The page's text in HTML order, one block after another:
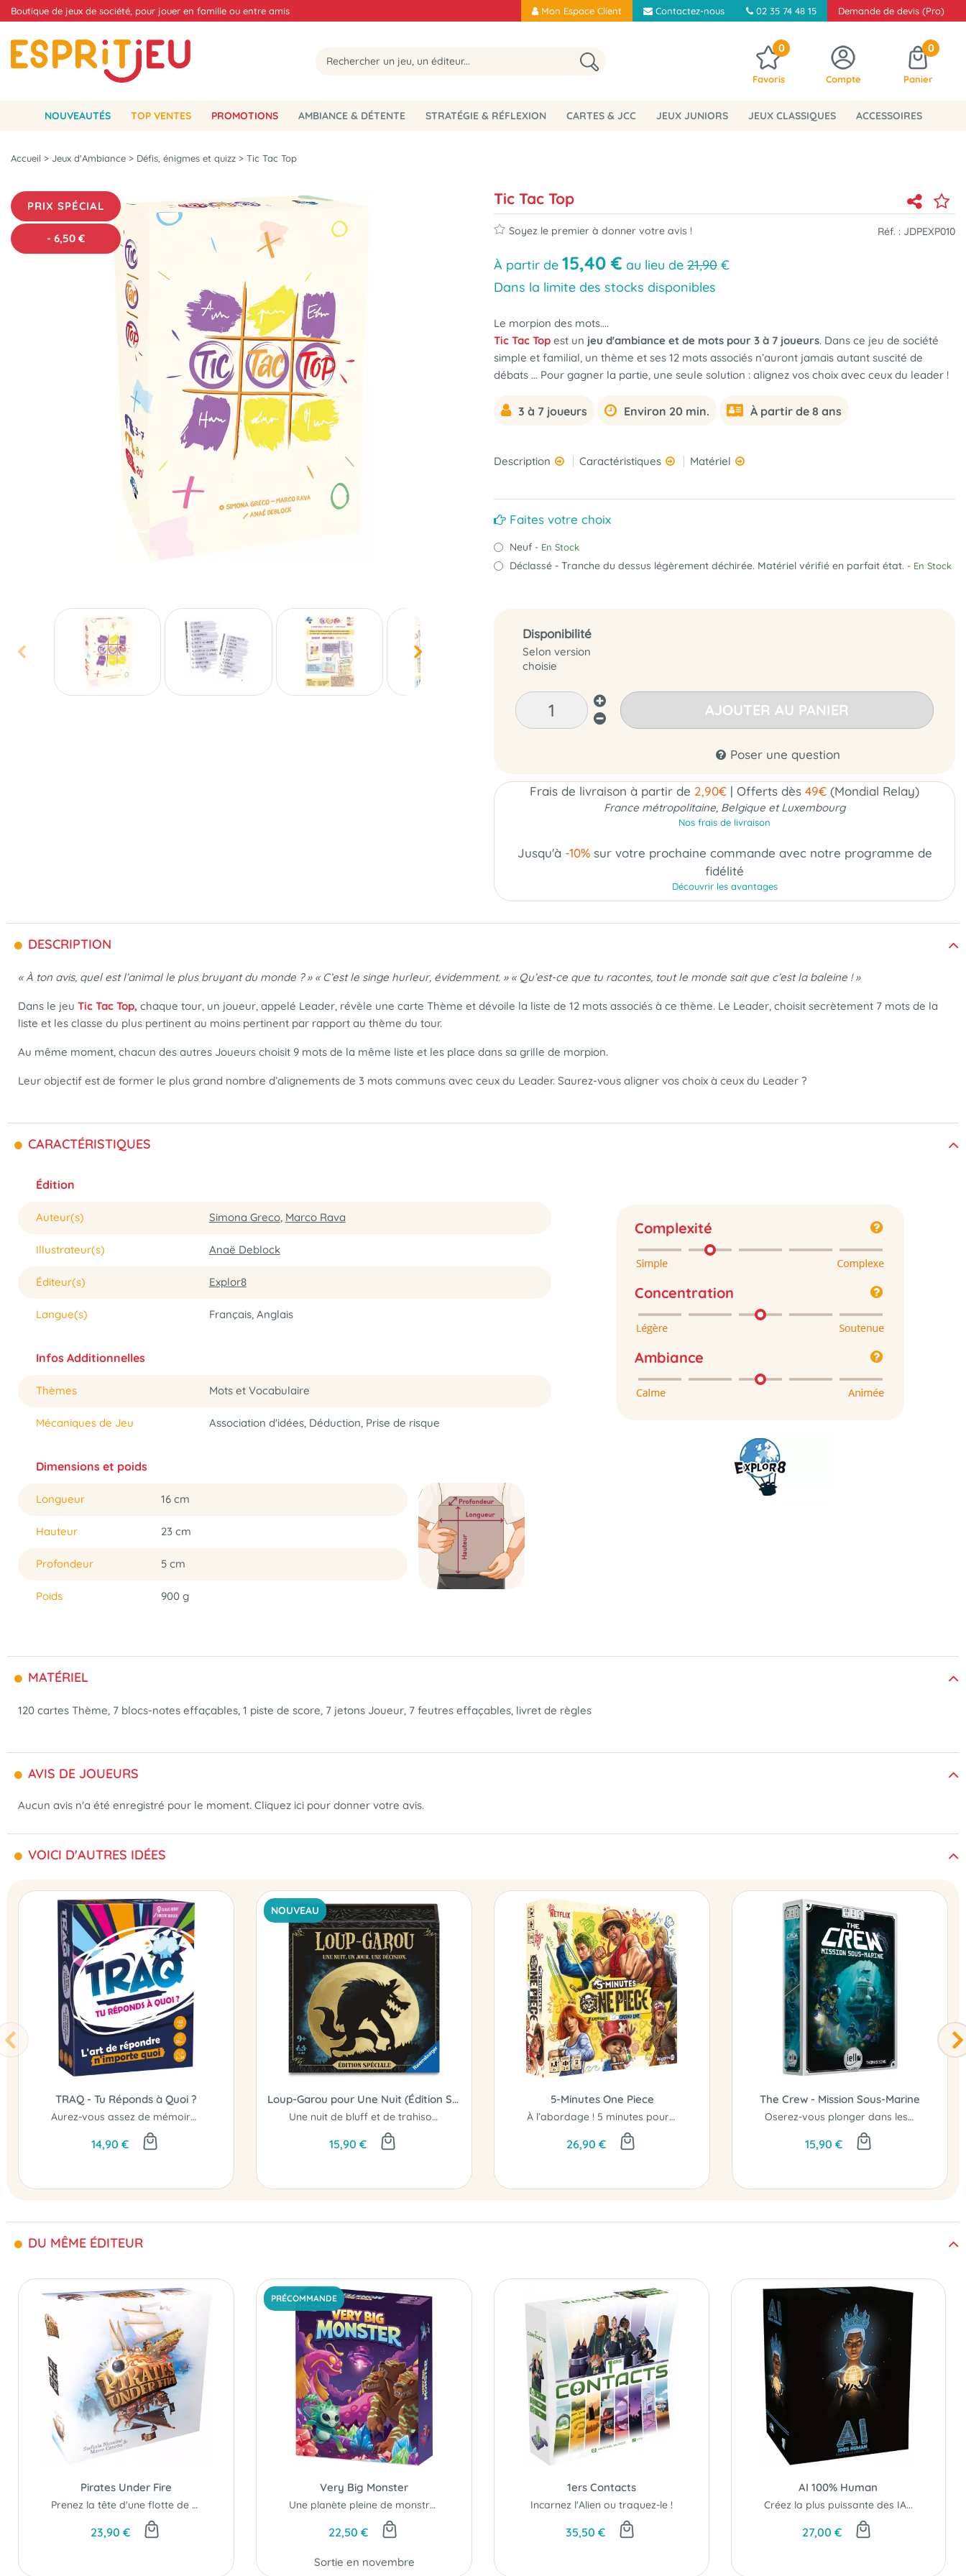
Boutique de jeux de société, pour jouer en famille ou entre amis Mon Espace Client Contactez-nous 02 35 74 48 15 Demande de devis (Pro)
0
Favoris Compte
0
Panier
NOUVEAUTÉS TOP VENTES PROMOTIONS AMBIANCE & DÉTENTE STRATÉGIE & RÉFLEXION CARTES & JCC JEUX JUNIORS JEUX CLASSIQUES ACCESSOIRES
Accueil > Jeux d'Ambiance > Défis, énigmes et quizz > Tic Tac Top
PRIX SPÉCIAL
- 6,50 €
Tic Tac Top
Soyez le premier à donner votre avis ! Réf. : JDPEXP010
À partir de 15,40 € au lieu de 21,90 €
Dans la limite des stocks disponibles
Le morpion des mots....
Tic Tac Top est un jeu d'ambiance et de mots pour 3 à 7 joueurs. Dans ce jeu de société
simple et familial, un thème et ses 12 mots associés n’auront jamais autant suscité de
débats … Pour gagner la partie, une seule solution : alignez vos choix avec ceux du leader !
3 à 7 joueurs Environ 20 min. À partir de 8 ans
Description Caractéristiques Matériel
Faites votre choix
Neuf - En Stock
Déclassé - Tranche du dessus légèrement déchirée. Matériel vérifié en parfait état. - En Stock
Disponibilité
Selon version
choisie
AJOUTER AU PANIER
Poser une question
Frais de livraison à partir de 2,90€ | Offerts dès 49€ (Mondial Relay)
France métropolitaine, Belgique et Luxembourg
Nos frais de livraison
Jusqu'à -10%sur votre prochaine commande avec notre programme de
fidélité
Découvrir les avantages
DESCRIPTION
« À ton avis, quel est l’animal le plus bruyant du monde ? » « C’est le singe hurleur, évidemment. » « Qu’est-ce que tu racontes, tout le monde sait que c’est la baleine ! »
Dans le jeu Tic Tac Top, chaque tour, un joueur, appelé Leader, révèle une carte Thème et dévoile la liste de 12 mots associés à ce thème. Le Leader, choisit secrètement 7 mots de la
liste et les classe du plus pertinent au moins pertinent par rapport au thème du tour.
Au même moment, chacun des autres Joueurs choisit 9 mots de la même liste et les place dans sa grille de morpion.
Leur objectif est de former le plus grand nombre d’alignements de 3 mots communs avec ceux du Leader. Saurez-vous aligner vos choix à ceux du Leader ?
CARACTÉRISTIQUES
Édition
Auteur(s) Simona Greco, Marco Rava
Illustrateur(s) Anaë Deblock
Éditeur(s) Explor8
Langue(s) Français, Anglais
Infos Additionnelles
Thèmes Mots et Vocabulaire
Mécaniques de Jeu Association d'idées, Déduction, Prise de risque
Dimensions et poids
Longueur 16 cm
Hauteur 23 cm
Profondeur 5 cm
Poids 900 g
Complexité
Concentration
Ambiance
MATÉRIEL
120 cartes Thème, 7 blocs-notes effaçables, 1 piste de score, 7 jetons Joueur, 7 feutres effaçables, livret de règles
AVIS DE JOUEURS
Aucun avis n'a été enregistré pour le moment. Cliquez ici pour donner votre avis.
VOICI D'AUTRES IDÉES
TRAQ - Tu Réponds à Quoi ?
Aurez-vous assez de mémoire et de répartie pour éviter les pièges ?
14,90 €
NOUVEAU
Loup-Garou pour Une Nuit (Édition Spéciale)
Une nuit de bluff et de trahison...
15,90 €
5-Minutes One Piece
À l’abordage ! 5 minutes pour conquérir Grand Line...
26,90 €
The Crew - Mission Sous-Marine
Oserez-vous plonger dans les abysses..?
15,90 €
DU MÊME ÉDITEUR
Pirates Under Fire
Prenez la tête d'une flotte de bateaux pirates...
23,90 €
PRÉCOMMANDE
Very Big Monster
Une planète pleine de monstres à explorer !
22,50 €
Sortie en novembre
1ers Contacts
Incarnez l'Alien ou traquez-le !
35,50 €
AI 100% Human
Créez la plus puissante des IA...
27,00 €